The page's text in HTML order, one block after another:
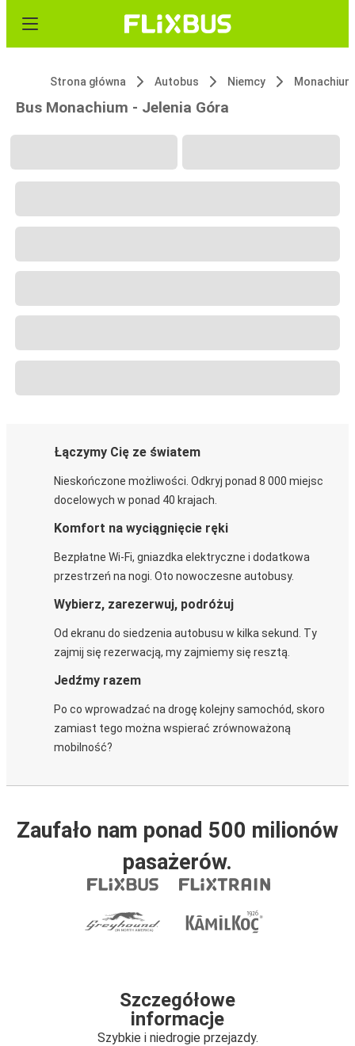
Strona główna Autobus Niemcy Monachium
Bus Monachium - Jelenia Góra
Łączymy Cię ze światem
Nieskończone możliwości. Odkryj ponad 8 000 miejsc
docelowych w ponad 40 krajach.
Komfort na wyciągnięcie ręki
Bezpłatne Wi-Fi, gniazdka elektryczne i dodatkowa
przestrzeń na nogi. Oto nowoczesne autobusy.
Wybierz, zarezerwuj, podróżuj
Od ekranu do siedzenia autobusu w kilka sekund. Ty
zajmij się rezerwacją, my zajmiemy się resztą.
Jedźmy razem
Po co wprowadzać na drogę kolejny samochód, skoro
zamiast tego można wspierać zrównoważoną
mobilność?
Zaufało nam ponad 500 milionów
pasażerów.
Szczegółowe
informacje
Szybkie i niedrogie przejazdy.